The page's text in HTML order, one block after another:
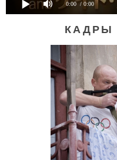
0:00 / 0:00
КАДРЫ